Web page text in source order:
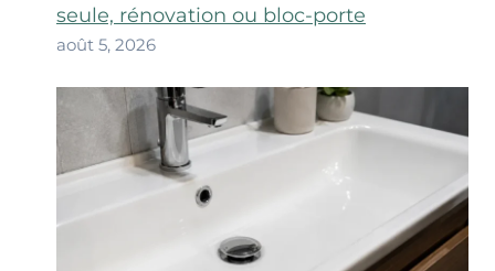
seule, rénovation ou bloc-porte
août 5, 2026